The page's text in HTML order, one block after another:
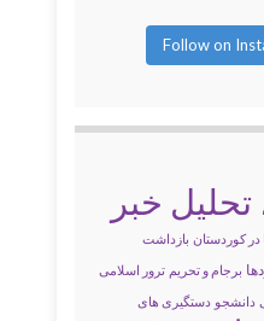
Follow on
تحلیل خبر
در کوردستان بازداشت
برجام و تحریم ترور اسلامی
دانشجو دستگیری های